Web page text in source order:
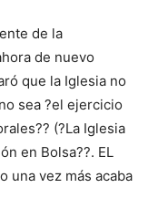
de la
de nuevo
que la Iglesia no
sea ?el ejercicio
(?La Iglesia
en Bolsa??. EL
una vez más acaba